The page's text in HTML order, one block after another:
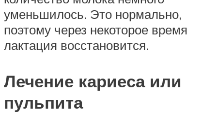
уменьшилось. Это нормально,
поэтому через некоторое время
лактация восстановится.
Лечение кариеса или
пульпита